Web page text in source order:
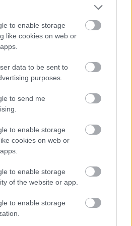
to enable storage
like cookies on web or
data to be sent to
purposes.
to send me
to enable storage
cookies on web or
to enable storage
of the website or app.
to enable storage
a felsőfokú oktatás
tankönyvsorozatot
egyetemi oktatás
társszerzőként
is jegyzett:
megjelent művei és a
szükséges
bibliográfiája
Szabó Sándor
megrajzoló
hogy az egyetemi oktatás
vezettek a Vértesy
és nemzetközi
másodfokú bibliográfia
Sebestyén György az
Szentmihályi Jánosról írt